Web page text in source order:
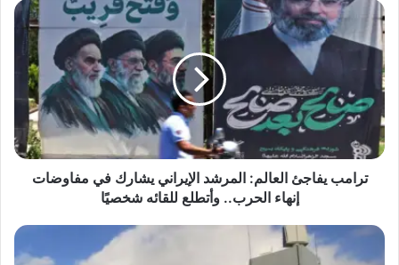
ت
ر
ا
م
ب
ف
ا
ج
ع
ا
ترامب يفاجئ العالم: المرشد الإيراني يشارك في مفاوضات
إنهاء الحرب.. وأتطلع للقائه شخصيًا
ا
ل